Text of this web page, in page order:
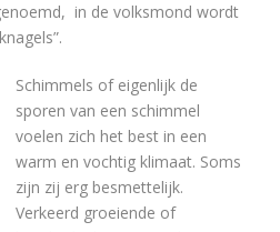
in de volksmond wordt
Schimmels of eigenlijk de
sporen van een schimmel
voelen zich het best in een
warm en vochtig klimaat. Soms
zijn zij erg besmettelijk.
Verkeerd groeiende of